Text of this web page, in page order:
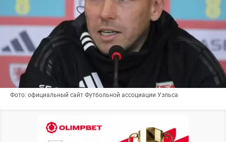
Фото: официальный сайт Футбольной ассоциации Уэльса